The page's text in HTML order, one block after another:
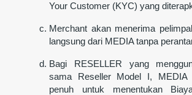
Your Customer (KYC) yang
Merchant akan menerima
langsung dari MEDIA tanpa
Bagi RESELLER yang
sama Reseller Model I, MEDIA
penuh untuk menentukan